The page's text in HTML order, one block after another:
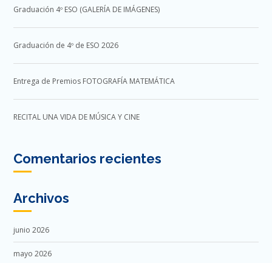
Graduación 4º ESO (GALERÍA DE IMÁGENES)
Graduación de 4º de ESO 2026
Entrega de Premios FOTOGRAFÍA MATEMÁTICA
RECITAL UNA VIDA DE MÚSICA Y CINE
Comentarios recientes
Archivos
junio 2026
mayo 2026